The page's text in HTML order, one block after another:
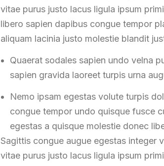
vitae purus justo lacus ligula ipsum
libero sapien dapibus congue tempor
aliquam lacinia justo molestie blandit
Quaerat sodales sapien undo velna
sapien gravida laoreet turpis urna
Nemo ipsam egestas volute turpis
congue tempor undo quisque fusce
egestas a quisque molestie donec
Sagittis congue augue egestas integer
vitae purus justo lacus ligula ipsum